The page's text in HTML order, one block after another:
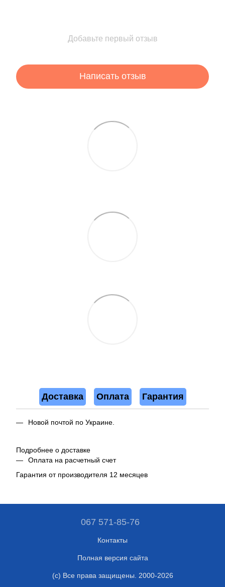
Добавьте первый отзыв
Написать отзыв
Доставка Оплата Гарантия
Новой почтой по Украине.
Подробнее о доставке
Оплата на расчетный счет
Гарантия от производителя 12 месяцев
067 571-85-76
Контакты
Полная версия сайта
(c) Все права защищены. 2000-2026